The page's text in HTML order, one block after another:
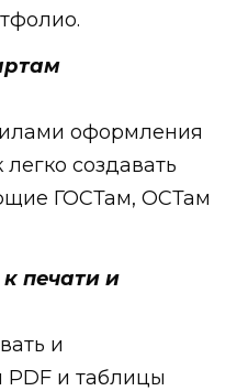
оформления
создавать
ГОСТам, ОСТам
печати и
и
и таблицы